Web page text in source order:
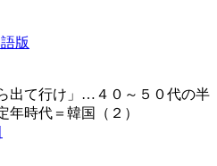
版
出て行け」…４０～５０代の半
年時代＝韓国（２）